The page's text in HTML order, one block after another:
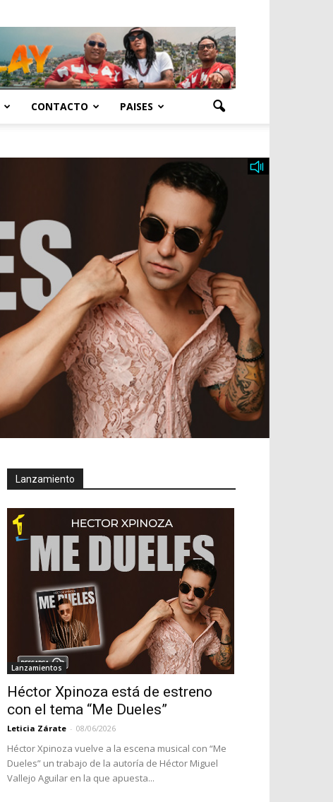
CONTACTO PAISES
Lanzamiento
Lanzamientos
Héctor Xpinoza está de estreno
con el tema “Me Dueles”
Leticia Zárate - 08/06/2026
Héctor Xpinoza vuelve a la escena musical con “Me
Dueles” un trabajo de la autoría de Héctor Miguel
Vallejo Aguilar en la que apuesta...